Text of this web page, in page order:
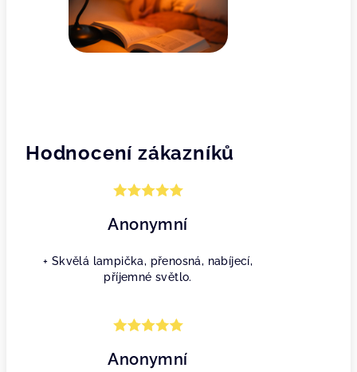
Hodnocení zákazníků
Anonymní
+ Skvělá lampička, přenosná, nabíjecí,
příjemné světlo.
Anonymní